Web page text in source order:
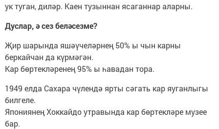
ук туган, диләр. Каен тузыннан ясаганнар аларны.
Дуслар, ә сез беләсезме?
Җир шарында яшәүчеләрнең 50% ы чын карны
беркайчан да күрмәгән.
Кар бөртекләренең 95% ы һавадан тора.
1949 елда Сахара чүлендә ярты сәгать кар яуганлыгы
билгеле.
Япониянең Хоккайдо утравында кар бөртекләре музее
бар.